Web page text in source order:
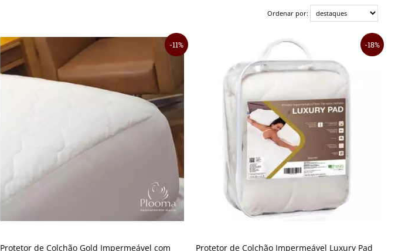
Ordenar por:
Protetor de Colchão Gold Impermeável com
11%
Protetor de Colchão Impermeável Luxury Pad
18%